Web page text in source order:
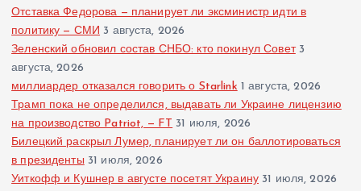
Отставка Федорова — планирует ли эксминистр идти в
политику — СМИ 3 августа, 2026
Зеленский обновил состав СНБО: кто покинул Совет 3
августа, 2026
миллиардер отказался говорить о Starlink 1 августа, 2026
Трамп пока не определился, выдавать ли Украине лицензию
на производство Patriot, — FT 31 июля, 2026
Билецкий раскрыл Лумер, планирует ли он баллотироваться
в президенты 31 июля, 2026
Уиткофф и Кушнер в августе посетят Украину 31 июля, 2026